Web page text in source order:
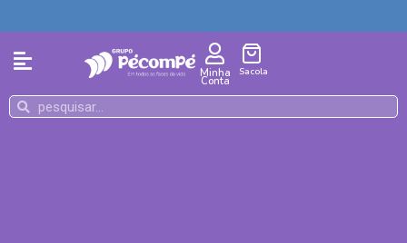
Minha
Conta
Sacola